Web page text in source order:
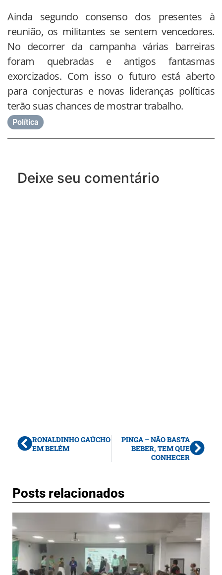
Ainda segundo consenso dos presentes à
reunião, os militantes se sentem vencedores.
No decorrer da campanha várias barreiras
foram quebradas e antigos fantasmas
exorcizados. Com isso o futuro está aberto
para conjecturas e novas lideranças políticas
terão suas chances de mostrar trabalho.
Política
Deixe seu comentário
RONALDINHO GAÚCHO
EM BELÉM
PINGA – NÃO BASTA
BEBER, TEM QUE
CONHECER
Posts relacionados